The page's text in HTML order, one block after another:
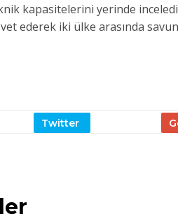
kapasitelerini yerinde
ederek iki ülke arasında